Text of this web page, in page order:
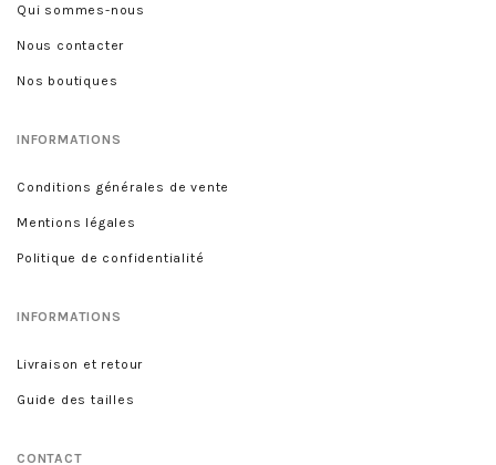
Qui sommes-nous
Nous contacter
Nos boutiques
INFORMATIONS
Conditions générales de vente
Mentions légales
Politique de confidentialité
INFORMATIONS
Livraison et retour
Guide des tailles
CONTACT